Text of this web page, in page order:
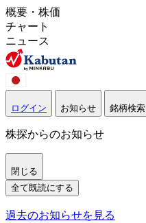
概要・株価
チャート
ニュース
ログイン お知らせ 銘柄検索
株探からのお知らせ
閉じる
全て既読にする
過去のお知らせを見る